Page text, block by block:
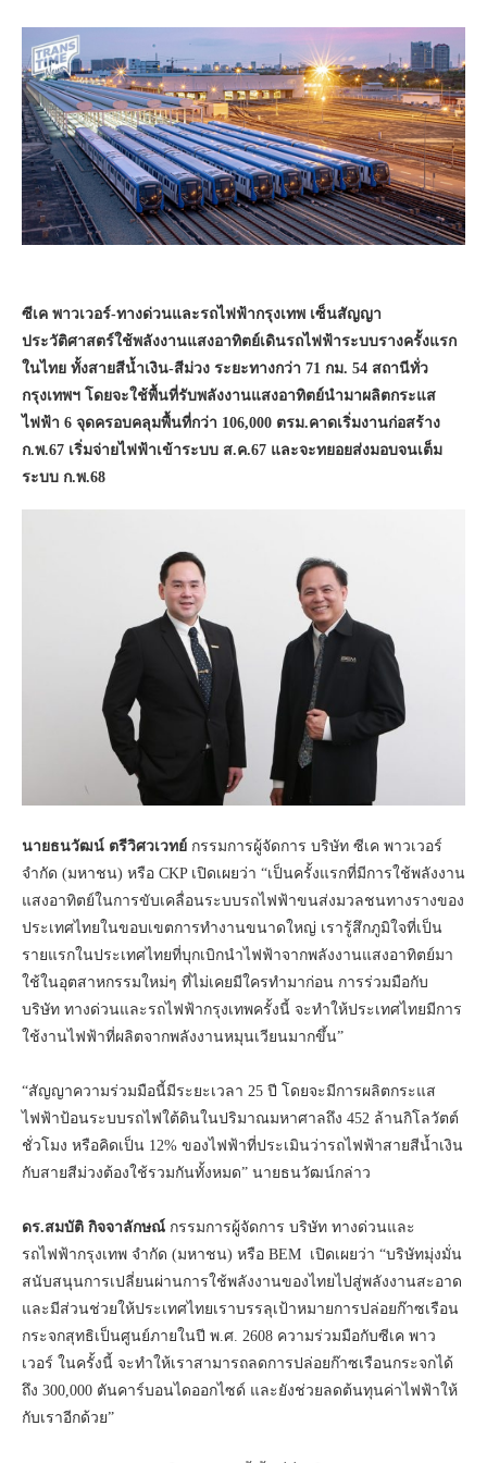
ซีเค พาวเวอร์-ทางด่วนและรถไฟฟ้ากรุงเทพ เซ็นสัญญา
ประวัติศาสตร์ใช้พลังงานแสงอาทิตย์เดินรถไฟฟ้าระบบรางครั้งแรก
ในไทย ทั้งสายสีน้ำเงิน-สีม่วง ระยะทางกว่า 71 กม. 54 สถานีทั่ว
กรุงเทพฯ โดยจะใช้พื้นที่รับพลังงานแสงอาทิตย์นำมาผลิตกระแส
ไฟฟ้า 6 จุดครอบคลุมพื้นที่กว่า 106,000 ตรม.คาดเริ่มงานก่อสร้าง
ก.พ.67 เริ่มจ่ายไฟฟ้าเข้าระบบ ส.ค.67 และจะทยอยส่งมอบจนเต็ม
ระบบ ก.พ.68
นายธนวัฒน์ ตรีวิศวเวทย์ กรรมการผู้จัดการ บริษัท ซีเค พาวเวอร์
จำกัด (มหาชน) หรือ CKP เปิดเผยว่า “เป็นครั้งแรกที่มีการใช้พลังงาน
แสงอาทิตย์ในการขับเคลื่อนระบบรถไฟฟ้าขนส่งมวลชนทางรางของ
ประเทศไทยในขอบเขตการทำงานขนาดใหญ่ เรารู้สึกภูมิใจที่เป็น
รายแรกในประเทศไทยที่บุกเบิกนำไฟฟ้าจากพลังงานแสงอาทิตย์มา
ใช้ในอุตสาหกรรมใหม่ๆ ที่ไม่เคยมีใครทำมาก่อน การร่วมมือกับ
บริษัท ทางด่วนและรถไฟฟ้ากรุงเทพครั้งนี้ จะทำให้ประเทศไทยมีการ
ใช้งานไฟฟ้าที่ผลิตจากพลังงานหมุนเวียนมากขึ้น”
“สัญญาความร่วมมือนี้มีระยะเวลา 25 ปี โดยจะมีการผลิตกระแส
ไฟฟ้าป้อนระบบรถไฟใต้ดินในปริมาณมหาศาลถึง 452 ล้านกิโลวัตต์
ชั่วโมง หรือคิดเป็น 12% ของไฟฟ้าที่ประเมินว่ารถไฟฟ้าสายสีน้ำเงิน
กับสายสีม่วงต้องใช้รวมกันทั้งหมด” นายธนวัฒน์กล่าว
ดร.สมบัติ กิจจาลักษณ์ กรรมการผู้จัดการ บริษัท ทางด่วนและ
รถไฟฟ้ากรุงเทพ จำกัด (มหาชน) หรือ BEM เปิดเผยว่า “บริษัทมุ่งมั่น
สนับสนุนการเปลี่ยนผ่านการใช้พลังงานของไทยไปสู่พลังงานสะอาด
และมีส่วนช่วยให้ประเทศไทยเราบรรลุเป้าหมายการปล่อยก๊าซเรือน
กระจกสุทธิเป็นศูนย์ภายในปี พ.ศ. 2608 ความร่วมมือกับซีเค พาว
เวอร์ ในครั้งนี้ จะทำให้เราสามารถลดการปล่อยก๊าซเรือนกระจกได้
ถึง 300,000 ตันคาร์บอนไดออกไซด์ และยังช่วยลดต้นทุนค่าไฟฟ้าให้
กับเราอีกด้วย”